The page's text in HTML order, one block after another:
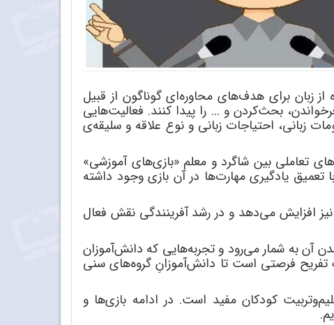
از زبان برای هدفهای محاورهای گوناگون از قبیل
بحثکردن و ... را پیدا کنند. فعالیتهایی
زبانی، احتیاجات زبانی و نوع علاقه و سلیقهی
های تعاملی بین شاگرد و معلم «بازیهای آموزشی»
تعمیق یادگیری مهارتها در آن بازی وجود داشته
افزایش میدهد و در رشد آفرینندگی نقش فعال
آن به شمار میرود و تجربههایی که دانشآموزان
تفریح فرصتی است تا دانشآموزانِ گروههای سنی
وتربیت کودکان مفید است. در ادامه بازیها و